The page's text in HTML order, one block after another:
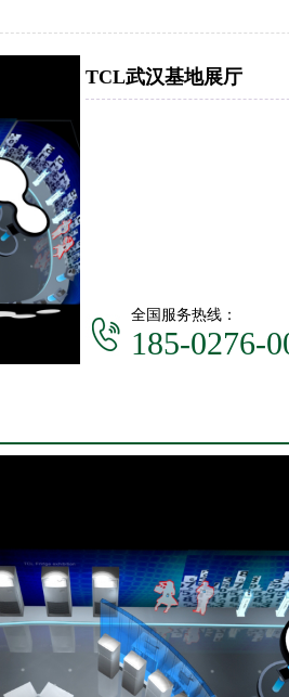
TCL武汉基地展厅
全国服务热线：
185-0276-